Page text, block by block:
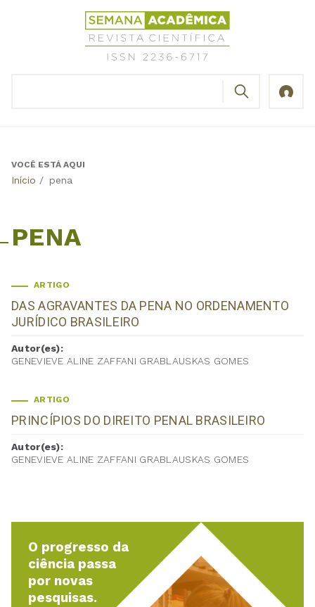
Revista
Científica
Semana
Back
VOCÊ ESTÁ AQUI
Início / pena
PENA
ARTIGO
DAS AGRAVANTES DA PENA NO ORDENAMENTO
JURÍDICO BRASILEIRO
Autor(es):
GENEVIEVE ALINE ZAFFANI GRABLAUSKAS GOMES
ARTIGO
PRINCÍPIOS DO DIREITO PENAL BRASILEIRO
Autor(es):
GENEVIEVE ALINE ZAFFANI GRABLAUSKAS GOMES
O progresso da
ciência passa
por novas
pesquisas.